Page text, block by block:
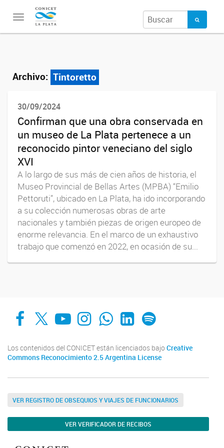
Toggle
navigation
Archivo: Tintoretto
30/09/2024
Confirman que una obra conservada en
un museo de La Plata pertenece a un
reconocido pintor veneciano del siglo
XVI
A lo largo de sus más de cien años de historia, el
Museo Provincial de Bellas Artes (MPBA) “Emilio
Pettoruti”, ubicado en La Plata, ha ido incorporando
a su colección numerosas obras de arte
nacionales y también piezas de origen europeo de
enorme relevancia. En el marco de un exhaustivo
trabajo que comenzó en 2022, en ocasión de su...
Facebook
X YouTube
Instagram
Whats AppLinkedIn
Spotify
Los contenidos del CONICET están licenciados bajo Creative
Commons Reconocimiento 2.5 Argentina License
VER REGISTRO DE OBSEQUIOS Y VIAJES DE FUNCIONARIOS
VER VERIFICADOR DE RECIBOS